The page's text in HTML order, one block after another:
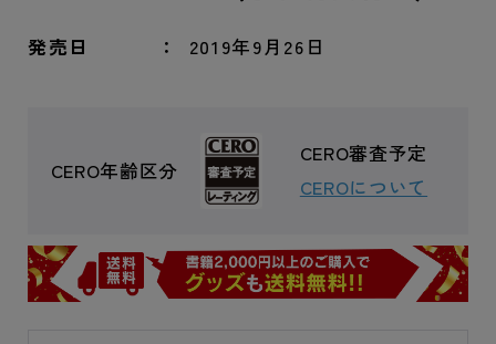
発売日 2019年9月26日
CERO年齢区分
CERO審査予定
CEROについて